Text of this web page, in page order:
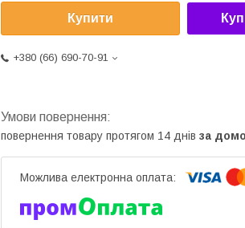
Купити
+380 (66) 690-70-91
повернення товару протягом 14 днів за